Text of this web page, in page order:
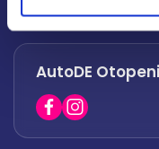
0730 063 852
0730 063 851
AutoDE Otopeni